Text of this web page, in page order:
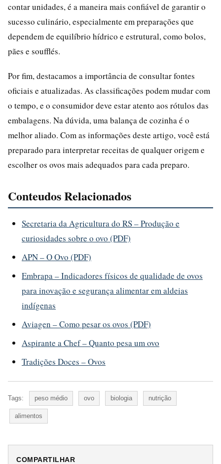
contar unidades, é a maneira mais confiável de garantir o
sucesso culinário, especialmente em preparações que
dependem de equilíbrio hídrico e estrutural, como bolos,
pães e soufflés.
Por fim, destacamos a importância de consultar fontes
oficiais e atualizadas. As classificações podem mudar com
o tempo, e o consumidor deve estar atento aos rótulos das
embalagens. Na dúvida, uma balança de cozinha é o
melhor aliado. Com as informações deste artigo, você está
preparado para interpretar receitas de qualquer origem e
escolher os ovos mais adequados para cada preparo.
Conteudos Relacionados
Secretaria da Agricultura do RS – Produção e
curiosidades sobre o ovo (PDF)
APN – O Ovo (PDF)
Embrapa – Indicadores físicos de qualidade de ovos
para inovação e segurança alimentar em aldeias
indígenas
Aviagen – Como pesar os ovos (PDF)
Aspirante a Chef – Quanto pesa um ovo
Tradições Doces – Ovos
Tags: peso médio ovo biologia nutrição
alimentos
COMPARTILHAR